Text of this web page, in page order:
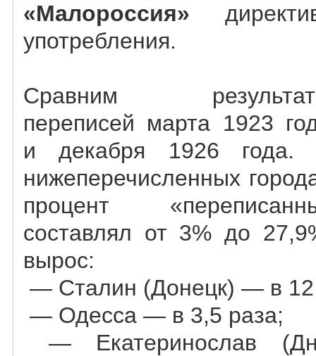
«Малороссия»
употребления.
Сравним
переписей марта 1923
и декабря 1926 года.
нижеперечисленных
процент
составлял от 3% до
вырос:
— Сталин (Донецк) — в
— Одесса — в 3,5 раза;
— Екатеринослав